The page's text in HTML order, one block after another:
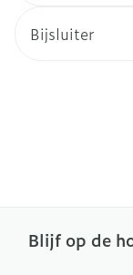
Bijsluiter
Blijf op de